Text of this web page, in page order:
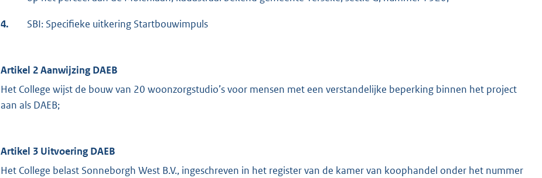
4. SBI: Specifieke uitkering Startbouwimpuls
Artikel 2 Aanwijzing DAEB
Het College wijst de bouw van 20 woonzorgstudio’s voor mensen met een verstandelijke beperking binnen het project
aan als DAEB;
Artikel 3 Uitvoering DAEB
Het College belast Sonneborgh West B.V., ingeschreven in het register van de kamer van koophandel onder het nummer